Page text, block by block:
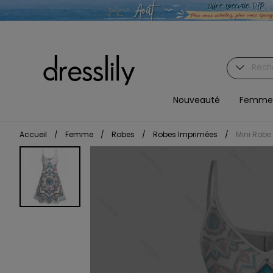
Nouveauté Femme
Accueil / Femme / Robes / Robes Imprimées /